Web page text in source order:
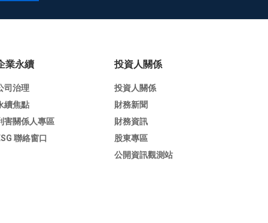
業永續
司治理
續焦點
害關係人專區
聯絡窗口
投資人關係
投資人關係
財務新聞
財務資訊
股東專區
公開資訊觀測站